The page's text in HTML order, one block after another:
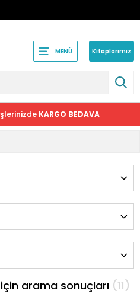
MENÜ Kitaplarımız
KARGO BEDAVA
arama sonuçları (11)